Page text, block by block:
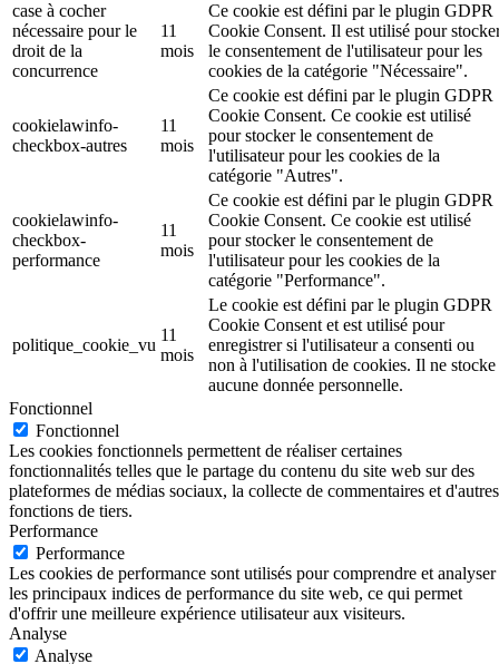
case à cocher
nécessaire pour le
droit de la
concurrence
11
mois
Ce cookie est défini par le plugin GDPR
Cookie Consent. Il est utilisé pour
le consentement de l'utilisateur pour les
cookies de la catégorie "Nécessaire".
cookielawinfo-
checkbox-autres
11
mois
Ce cookie est défini par le plugin GDPR
Cookie Consent. Ce cookie est utilisé
pour stocker le consentement de
l'utilisateur pour les cookies de la
catégorie "Autres".
cookielawinfo-
checkbox-
performance
11
mois
Ce cookie est défini par le plugin GDPR
Cookie Consent. Ce cookie est utilisé
pour stocker le consentement de
l'utilisateur pour les cookies de la
catégorie "Performance".
politique_cookie_vu
11
mois
Le cookie est défini par le plugin GDPR
Cookie Consent et est utilisé pour
enregistrer si l'utilisateur a consenti ou
non à l'utilisation de cookies. Il ne stocke
aucune donnée personnelle.
Fonctionnel
Fonctionnel
Les cookies fonctionnels permettent de réaliser certaines
fonctionnalités telles que le partage du contenu du site web sur des
plateformes de médias sociaux, la collecte de commentaires et d'autres
fonctions de tiers.
Performance
Performance
Les cookies de performance sont utilisés pour comprendre et analyser
les principaux indices de performance du site web, ce qui permet
d'offrir une meilleure expérience utilisateur aux visiteurs.
Analyse
Analyse